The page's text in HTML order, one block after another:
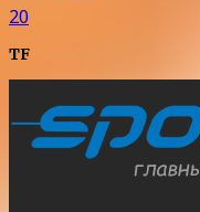
20
TF